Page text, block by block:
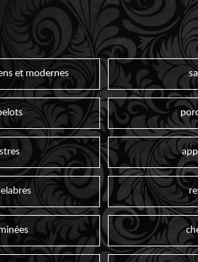
et modernes